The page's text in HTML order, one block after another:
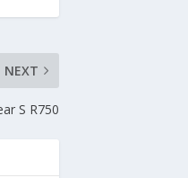
NEXT
S R750